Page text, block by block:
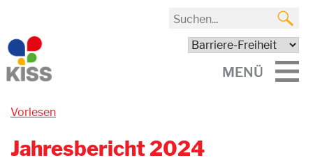
MENÜ
Vorlesen
Jahresbericht 2024